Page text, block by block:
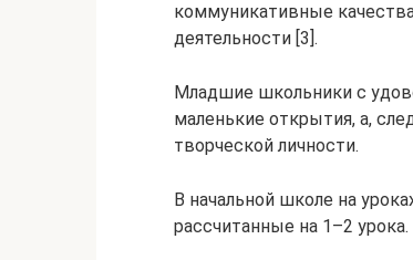
коммуникативные
деятельности [3].
Младшие школьники с
маленькие открытия, а,
творческой личности.
В начальной школе на
рассчитанные на 1–2 урока.